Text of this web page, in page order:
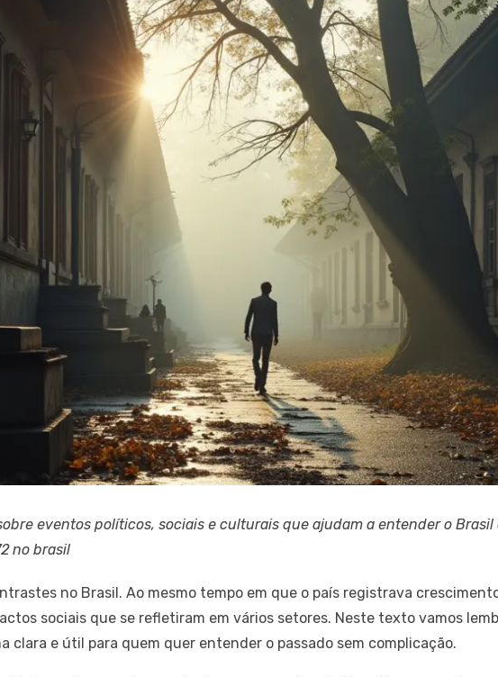
eventos políticos, sociais e culturais que ajudam a entender o Brasil
no brasil
no Brasil. Ao mesmo tempo em que o país registrava
sociais que se refletiram em vários setores. Neste texto vamos
clara e útil para quem quer entender o passado sem complicação.